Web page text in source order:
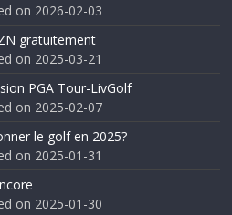
on 2026-02-03
gratuitement
on 2025-03-21
PGA Tour-LivGolf
on 2025-02-07
le golf en 2025?
on 2025-01-31
on 2025-01-30